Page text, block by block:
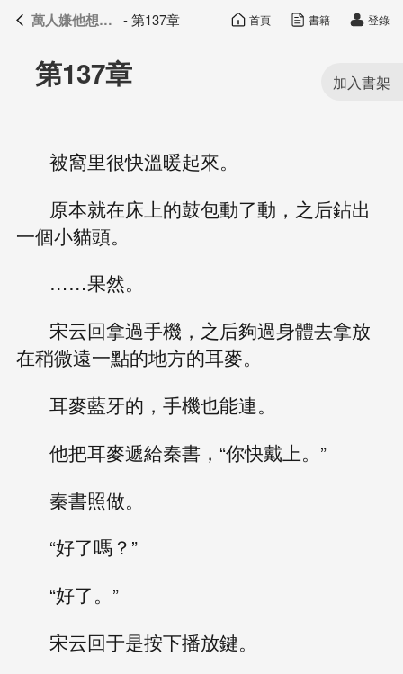
萬人嫌他想開了 目錄
第137章
被窩里很快溫暖起來。
原本就在床上的鼓包動了動，之后鉆出
一個小貓頭。
……果然。
宋云回拿過手機，之后夠過身體去拿放
在稍微遠一點的地方的耳麥。
耳麥藍牙的，手機也能連。
他把耳麥遞給秦書，“你快戴上。”
秦書照做。
“好了嗎？”
“好了。”
宋云回于是按下播放鍵。
萬人嫌他想開了 - 第137章 首頁 書籍 登錄